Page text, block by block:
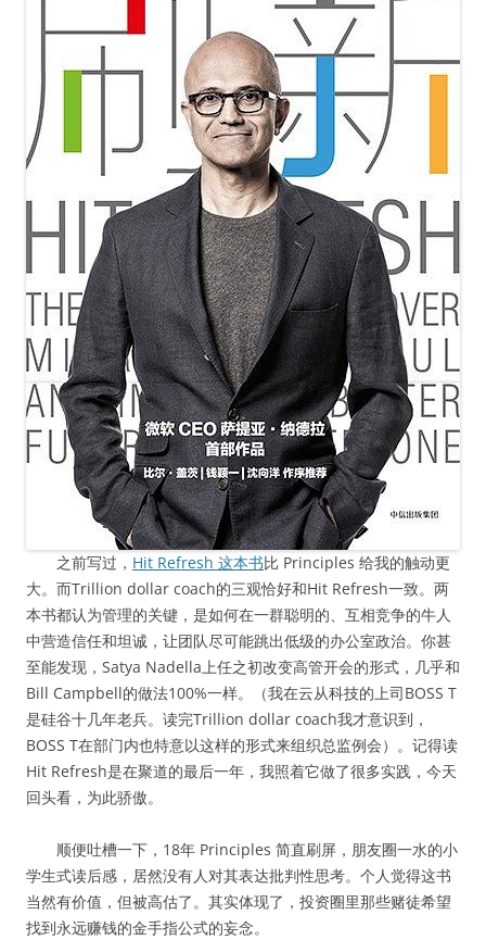
之前写过， Hit Refresh 这本书比 Principles 给我的触动更
大。而Trillion dollar coach的三观恰好和Hit Refresh一致。两
本书都认为管理的关键，是如何在一群聪明的、互相竞争的牛人
中营造信任和坦诚，让团队尽可能跳出低级的办公室政治。你甚
至能发现，Satya Nadella上任之初改变高管开会的形式，几乎和
Bill Campbell的做法100%一样。（我在云从科技的上司BOSS T
是硅谷十几年老兵。读完Trillion dollar coach我才意识到，
BOSS T在部门内也特意以这样的形式来组织总监例会）。记得读
Hit Refresh是在聚道的最后一年，我照着它做了很多实践，今天
回头看，为此骄傲。
顺便吐槽一下，18年 Principles 简直刷屏，朋友圈一水的小
学生式读后感，居然没有人对其表达批判性思考。个人觉得这书
当然有价值，但被高估了。其实体现了，投资圈里那些赌徒希望
找到永远赚钱的金手指公式的妄念。